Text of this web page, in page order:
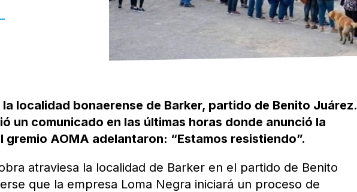
la localidad bonaerense de Barker, partido de Benito Juárez.
un comunicado en las últimas horas donde anunció la
gremio AOMA adelantaron: “Estamos resistiendo”.
atraviesa la localidad de Barker en el partido de Benito
que la empresa Loma Negra iniciará un proceso de